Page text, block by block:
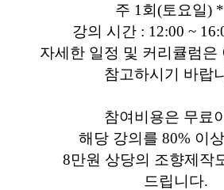
주 1회(토요일) *
강의 시간 : 12:00 ~
자세한 일정 및 커리큘럼은
참고하시기 바랍
참여비용은 무료
해당 강의를 80% 이
8만원 상당의 조향제작
드립니다.